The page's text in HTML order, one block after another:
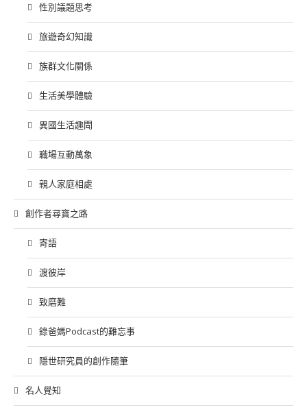
性別議題思考
旅遊奇幻知識
族群文化關係
生活美學體驗
異國生活趣聞
職場互動萬象
親人家庭相處
創作者尋寶之路
寄語
渡彼岸
致磨難
錄爸媽Podcast的難忘事
隱世研究員的創作隨筆
名人覺知